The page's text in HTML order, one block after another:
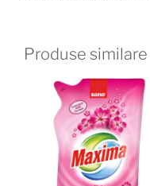
Produse similare